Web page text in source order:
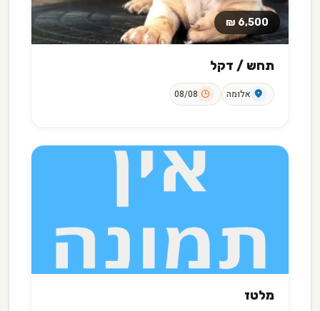
6,500 ₪
תחש / דקל
אלומה 08/08
מלטז